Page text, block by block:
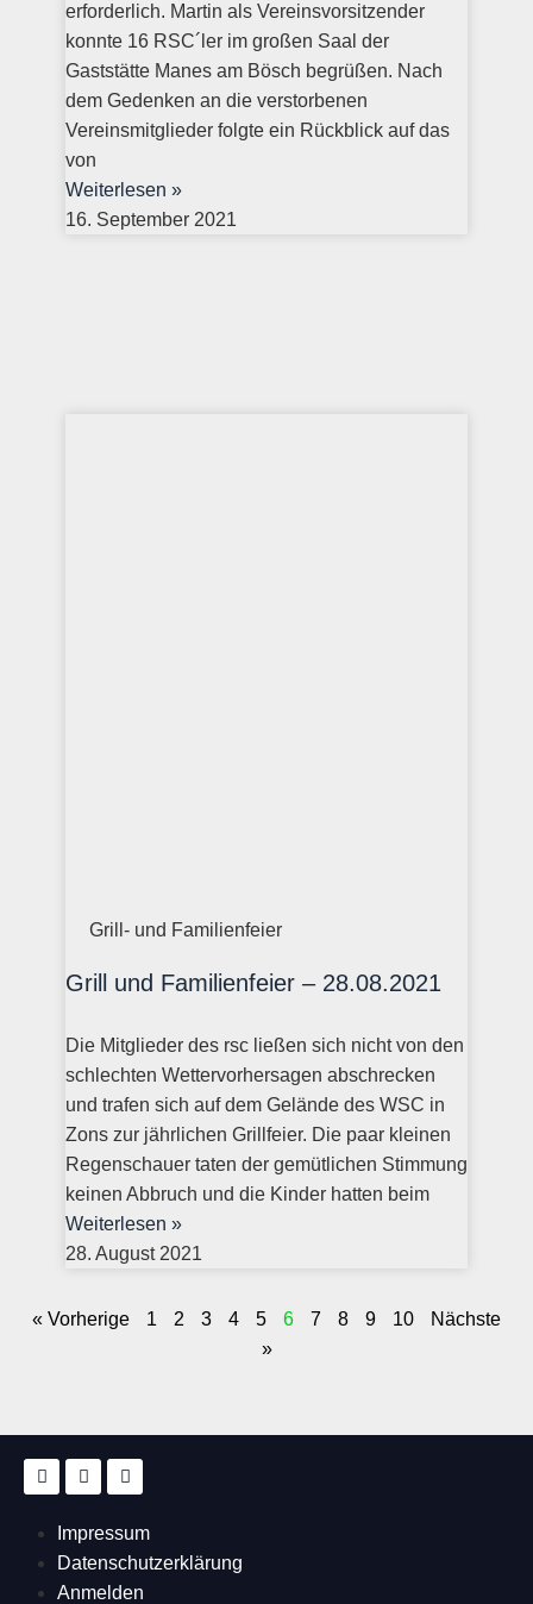
erforderlich. Martin als Vereinsvorsitzender
konnte 16 RSC´ler im großen Saal der
Gaststätte Manes am Bösch begrüßen. Nach
dem Gedenken an die verstorbenen
Vereinsmitglieder folgte ein Rückblick auf das
von
Weiterlesen »
16. September 2021
Grill- und Familienfeier
Grill und Familienfeier – 28.08.2021
Die Mitglieder des rsc ließen sich nicht von den
schlechten Wettervorhersagen abschrecken
und trafen sich auf dem Gelände des WSC in
Zons zur jährlichen Grillfeier. Die paar kleinen
Regenschauer taten der gemütlichen Stimmung
keinen Abbruch und die Kinder hatten beim
Weiterlesen »
28. August 2021
« Vorherige 1 2 3 4 5 6 7 8 9 10
Nächste
»
Impressum
Datenschutzerklärung
Anmelden